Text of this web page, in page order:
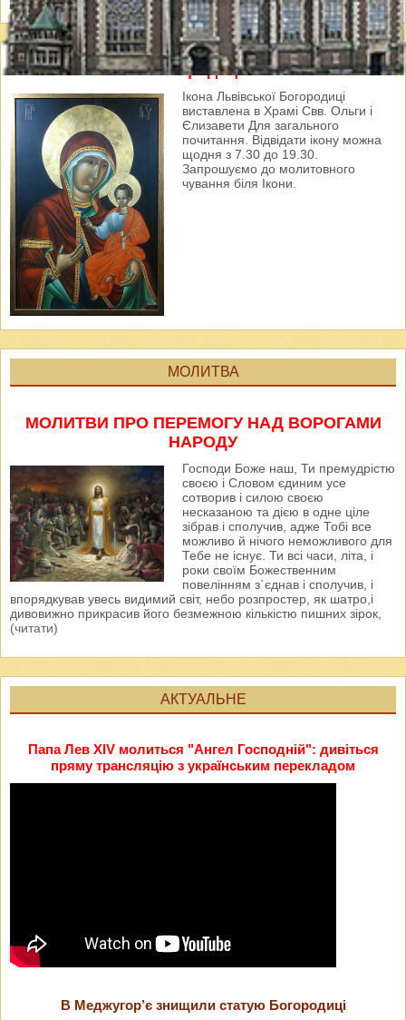
Ікона Львівської Богородиці
Ікона Львівської Богородиці
виставлена в Храмі Свв. Ольги і
Єлизавети Для загального
почитання. Відвідати ікону можна
щодня з 7.30 до 19.30.
Запрошуємо до молитовного
чування біля Ікони.
МОЛИТВА
МОЛИТВИ ПРО ПЕРЕМОГУ НАД ВОРОГАМИ
НАРОДУ
Господи Боже наш, Ти премудрістю
своєю і Словом єдиним усе
сотворив і силою своєю
несказаною та дією в одне ціле
зібрав і сполучив, адже Тобі все
можливо й нічого неможливого для
Тебе не існує. Ти всі часи, літа, і
роки своїм Божественним
повелінням з`єднав і сполучив, і
впорядкував увесь видимий світ, небо розпростер, як шатро,і
дивовижно прикрасив його безмежною кількістю пишних зірок,
(читати)
АКТУАЛЬНЕ
Папа Лев XIV молиться "Ангел Господній": дивіться
пряму трансляцію з українським перекладом
В Меджугор’є знищили статую Богородиці